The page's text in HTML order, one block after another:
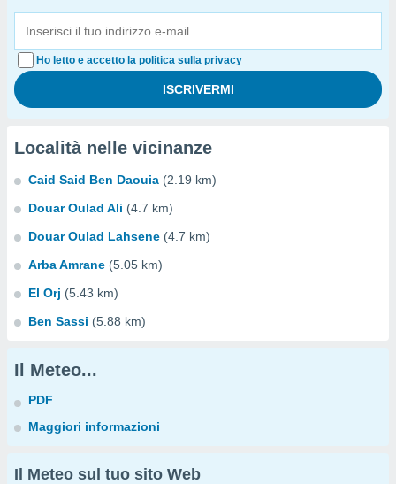
Ho letto e accetto la politica sulla privacy
Località nelle vicinanze
Caid Said Ben Daouia (2.19 km)
Douar Oulad Ali (4.7 km)
Douar Oulad Lahsene (4.7 km)
Arba Amrane (5.05 km)
El Orj (5.43 km)
Ben Sassi (5.88 km)
Il Meteo...
PDF
Maggiori informazioni
Il Meteo sul tuo sito Web